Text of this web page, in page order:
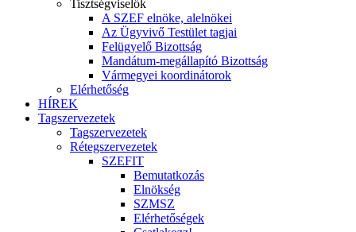
Tisztségviselők
A SZEF elnöke, alelnökei
Az Ügyvivő Testület tagjai
Felügyelő Bizottság
Mandátum-megállapító Bizottság
Vármegyei koordinátorok
Elérhetőség
HÍREK
Tagszervezetek
Tagszervezetek
Rétegszervezetek
SZEFIT
Bemutatkozás
Elnökség
SZMSZ
Elérhetőségek